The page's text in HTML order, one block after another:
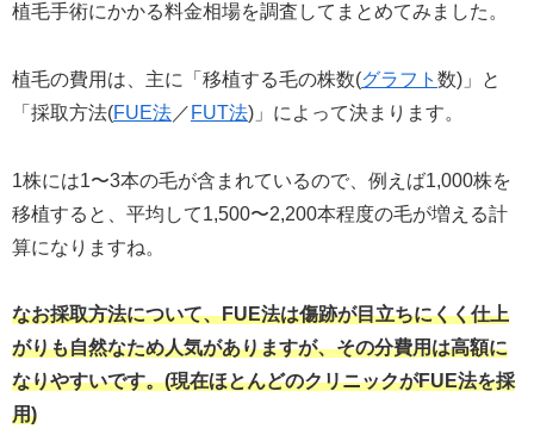
植毛手術にかかる料金相場を調査してまとめてみました。
植毛の費用は、主に「移植する毛の株数(グラフト 数)」と
「採取方法(FUE法 ／ FUT法)」によって決まります。
1株には1〜3本の毛が含まれているので、例えば1,000株を
移植すると、平均して1,500〜2,200本程度の毛が増える計
算になりますね。
なお採取方法について、FUE法は傷跡が目立ちにくく仕上
がりも自然なため人気がありますが、その分費用は高額に
なりやすいです。(現在ほとんどのクリニックがFUE法を採
用)